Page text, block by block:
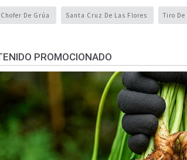
Chofer De Grúa Santa Cruz De Las Flores Tiro
PROMOCIONADO